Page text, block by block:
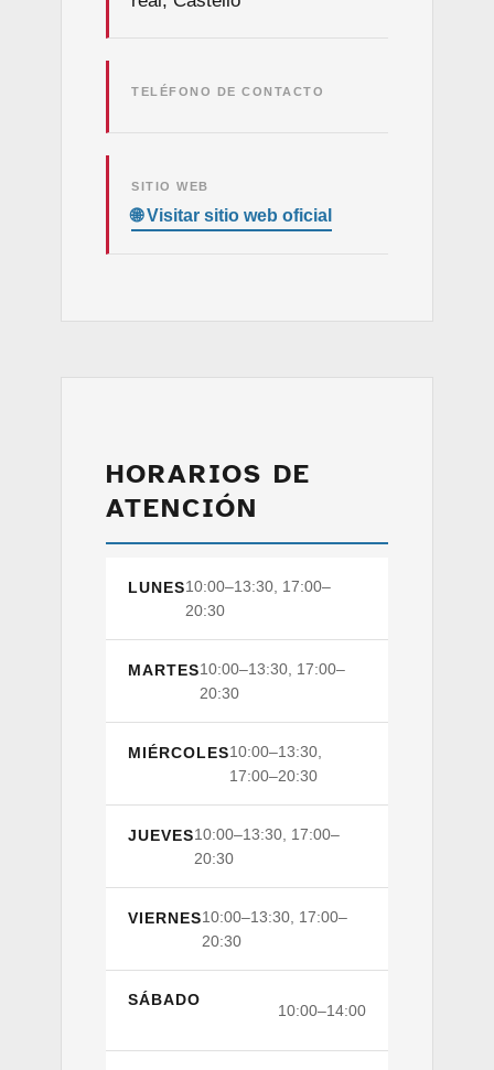
TELÉFONO DE CONTACTO
SITIO WEB
HORARIOS DE
ATENCIÓN
LUNES10:00–13:30, 17:00–
20:30
MARTES10:00–13:30, 17:00–
20:30
MIÉRCOLES10:00–13:30,
17:00–20:30
JUEVES10:00–13:30, 17:00–
20:30
VIERNES10:00–13:30, 17:00–
20:30
SÁBADO
10:00–14:00